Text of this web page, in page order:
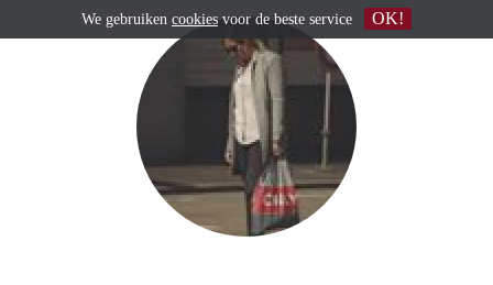
We gebruiken cookies voor de beste service OK!